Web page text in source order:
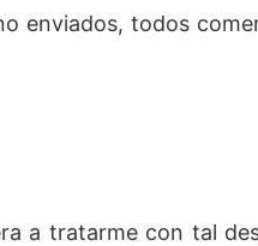
enviados, todos
a tratarme con tal